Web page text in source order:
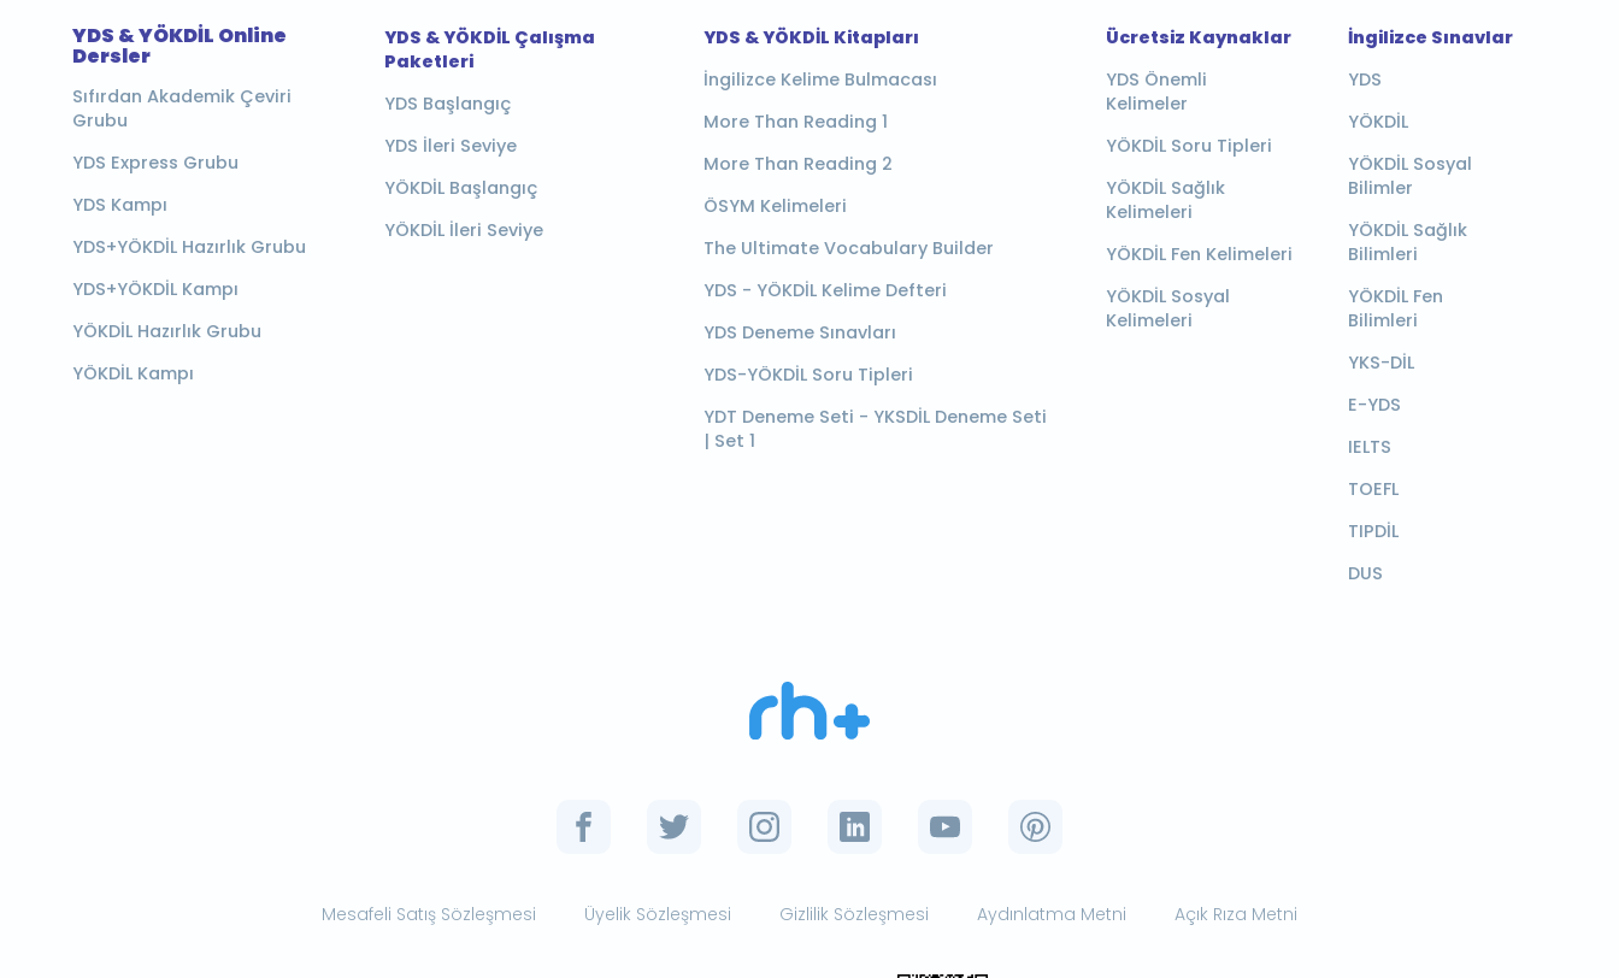
YDS & YÖKDİL Online
Dersler
Sıfırdan Akademik Çeviri
Grubu
YDS Express Grubu
YDS Kampı
YDS+YÖKDİL Hazırlık Grubu
YDS+YÖKDİL Kampı
YÖKDİL Hazırlık Grubu
YÖKDİL Kampı
YDS & YÖKDİL Çalışma
Paketleri
YDS Başlangıç
YDS İleri Seviye
YÖKDİL Başlangıç
YÖKDİL İleri Seviye
YDS & YÖKDİL Kitapları
İngilizce Kelime Bulmacası
More Than Reading 1
More Than Reading 2
ÖSYM Kelimeleri
The Ultimate Vocabulary Builder
YDS - YÖKDİL Kelime Defteri
YDS Deneme Sınavları
YDS-YÖKDİL Soru Tipleri
YDT Deneme Seti - YKSDİL Deneme Seti
| Set 1
Ücretsiz Kaynaklar
YDS Önemli
Kelimeler
YÖKDİL Soru Tipleri
YÖKDİL Sağlık
Kelimeleri
YÖKDİL Fen Kelimeleri
YÖKDİL Sosyal
Kelimeleri
İngilizce Sınavlar
YDS
YÖKDİL
YÖKDİL Sosyal
Bilimler
YÖKDİL Sağlık
Bilimleri
YÖKDİL Fen
Bilimleri
YKS-DİL
E-YDS
IELTS
TOEFL
TIPDİL
DUS
Mesafeli Satış Sözleşmesi Üyelik Sözleşmesi Gizlilik Sözleşmesi Aydınlatma Metni Açık Rıza Metni